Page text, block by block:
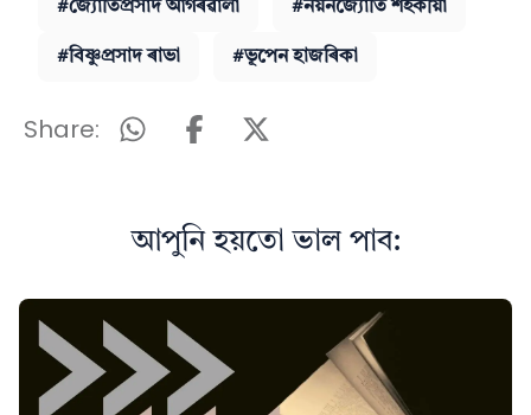
#জ্যোতিপ্ৰসাদ আগৰৱালা #নয়নজ্যোতি শইকীয়া
#বিষ্ণুপ্ৰসাদ ৰাভা #ভূপেন হাজৰিকা
Share:
আপুনি হয়তো ভাল পাব: